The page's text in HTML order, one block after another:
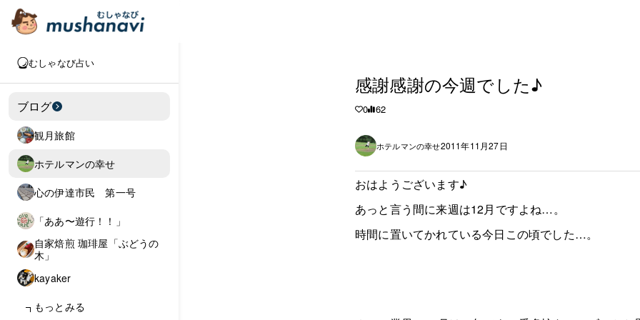
むしゃなび占い
ブログ
観月旅館
ホテルマンの幸せ
心の伊達市民 第一号
「ああ〜遊行！！」
自家焙煎 珈琲屋「ぶどうの
木」
kayaker
もっとみる
感謝感謝の今週でした♪
0 62
ホテルマンの幸せ2011年11月27日
おはようございます♪
あっと言う間に来週は12月ですよね…。
時間に置いてかれている今日この頃でした…。